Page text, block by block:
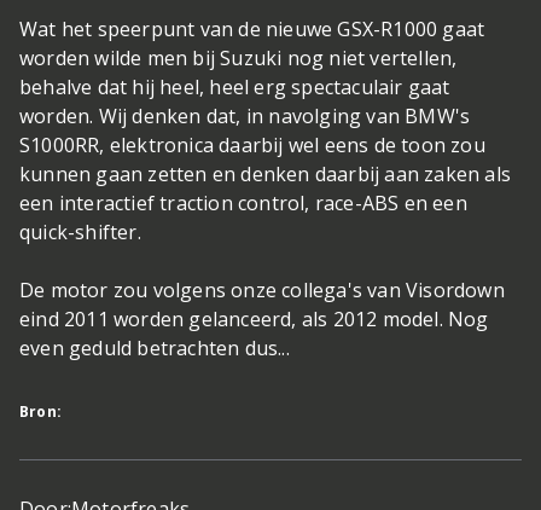
Wat het speerpunt van de nieuwe GSX-R1000 gaat
worden wilde men bij Suzuki nog niet vertellen,
behalve dat hij heel, heel erg spectaculair gaat
worden. Wij denken dat, in navolging van BMW's
S1000RR, elektronica daarbij wel eens de toon zou
kunnen gaan zetten en denken daarbij aan zaken als
een interactief traction control, race-ABS en een
quick-shifter.
De motor zou volgens onze collega's van Visordown
eind 2011 worden gelanceerd, als 2012 model. Nog
even geduld betrachten dus...
Bron: